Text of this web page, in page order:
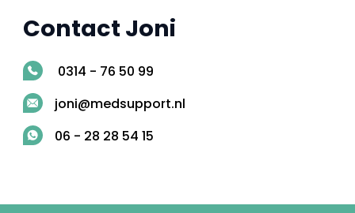
Contact Joni
0314 - 76 50 99
joni@medsupport.nl
06 - 28 28 54 15